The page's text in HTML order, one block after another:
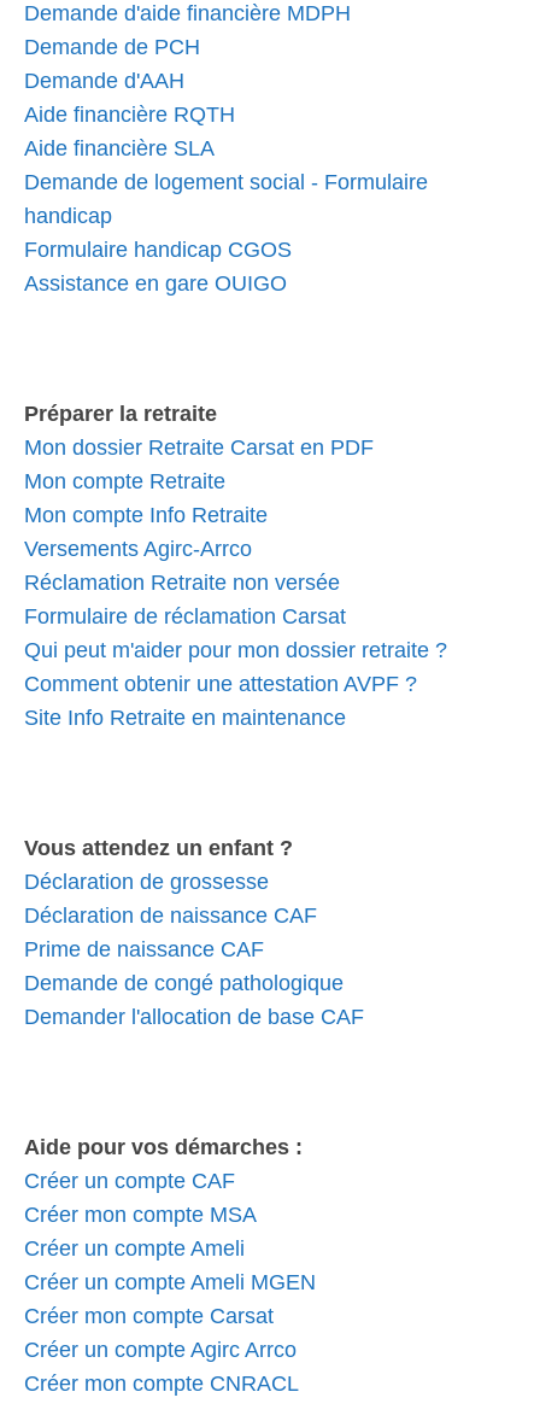
Demande d'aide financière MDPH
Demande de PCH
Demande d'AAH
Aide financière RQTH
Aide financière SLA
Demande de logement social - Formulaire
handicap
Formulaire handicap CGOS
Assistance en gare OUIGO
Préparer la retraite
Mon dossier Retraite Carsat en PDF
Mon compte Retraite
Mon compte Info Retraite
Versements Agirc-Arrco
Réclamation Retraite non versée
Formulaire de réclamation Carsat
Qui peut m'aider pour mon dossier retraite ?
Comment obtenir une attestation AVPF ?
Site Info Retraite en maintenance
Vous attendez un enfant ?
Déclaration de grossesse
Déclaration de naissance CAF
Prime de naissance CAF
Demande de congé pathologique
Demander l'allocation de base CAF
Aide pour vos démarches :
Créer un compte CAF
Créer mon compte MSA
Créer un compte Ameli
Créer un compte Ameli MGEN
Créer mon compte Carsat
Créer un compte Agirc Arrco
Créer mon compte CNRACL